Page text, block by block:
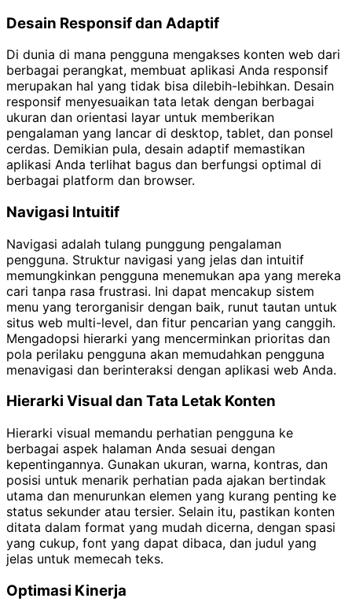
Desain Responsif dan Adaptif
Di dunia di mana pengguna mengakses konten web dari
berbagai perangkat, membuat aplikasi Anda responsif
merupakan hal yang tidak bisa dilebih-lebihkan. Desain
responsif menyesuaikan tata letak dengan berbagai
ukuran dan orientasi layar untuk memberikan
pengalaman yang lancar di desktop, tablet, dan ponsel
cerdas. Demikian pula, desain adaptif memastikan
aplikasi Anda terlihat bagus dan berfungsi optimal di
berbagai platform dan browser.
Navigasi Intuitif
Navigasi adalah tulang punggung pengalaman
pengguna. Struktur navigasi yang jelas dan intuitif
memungkinkan pengguna menemukan apa yang mereka
cari tanpa rasa frustrasi. Ini dapat mencakup sistem
menu yang terorganisir dengan baik, runut tautan untuk
situs web multi-level, dan fitur pencarian yang canggih.
Mengadopsi hierarki yang mencerminkan prioritas dan
pola perilaku pengguna akan memudahkan pengguna
menavigasi dan berinteraksi dengan aplikasi web Anda.
Hierarki Visual dan Tata Letak Konten
Hierarki visual memandu perhatian pengguna ke
berbagai aspek halaman Anda sesuai dengan
kepentingannya. Gunakan ukuran, warna, kontras, dan
posisi untuk menarik perhatian pada ajakan bertindak
utama dan menurunkan elemen yang kurang penting ke
status sekunder atau tersier. Selain itu, pastikan konten
ditata dalam format yang mudah dicerna, dengan spasi
yang cukup, font yang dapat dibaca, dan judul yang
jelas untuk memecah teks.
Optimasi Kinerja